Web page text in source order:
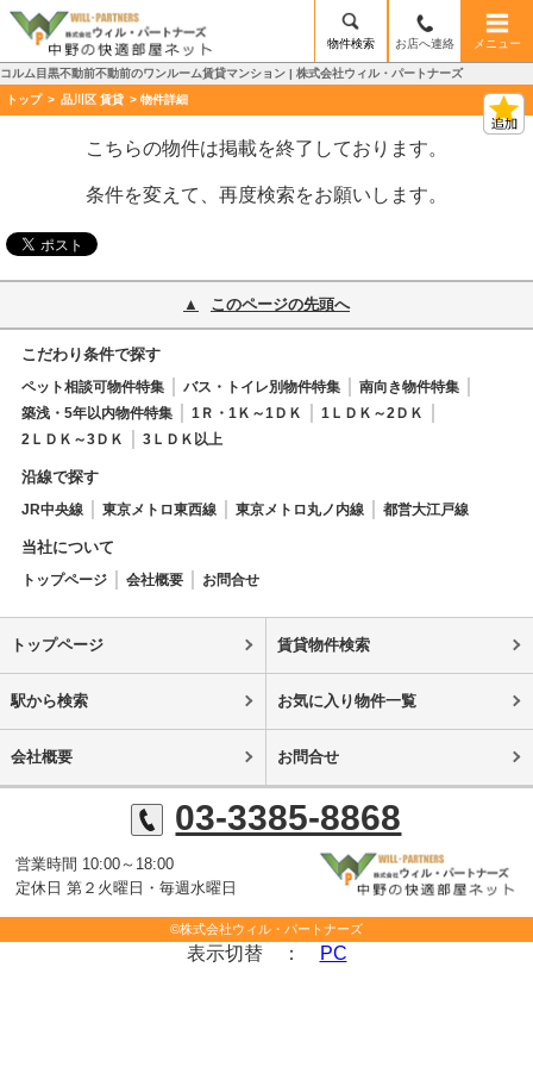
物件検索 お店へ連絡 メニュー
コルム目黒不動前不動前のワンルーム賃貸マンション | 株式会社ウィル・パートナーズ
トップ > 品川区 賃貸 > 物件詳細
こちらの物件は掲載を終了しております。
条件を変えて、再度検索をお願いします。
このページの先頭へ
こだわり条件で探す
ペット相談可物件特集 バス・トイレ別物件特集
南向き物件特集
築浅・5年以内物件特集
1Ｒ・1Ｋ～1ＤＫ
1ＬＤＫ～2ＤＫ
2ＬＤＫ～3ＤＫ
3ＬＤＫ以上
沿線で探す
JR中央線 東京メトロ東西線 東京メトロ丸ノ内線 都営大江戸線
当社について
トップページ 会社概要 お問合せ
トップページ 賃貸物件検索
駅から検索 お気に入り物件一覧
会社概要 お問合せ
03-3385-8868
営業時間 10:00～18:00
定休日 第２火曜日・毎週水曜日
©株式会社ウィル・パートナーズ
表示切替 ： PC